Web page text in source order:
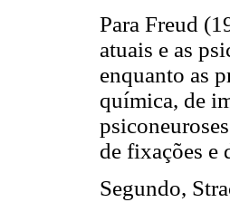
Para Freud
atuais e as
enquanto as
química, de
de fixações e
Segundo,